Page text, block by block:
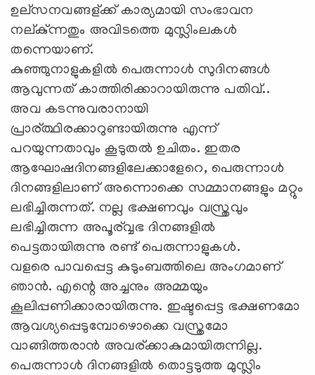
ഉല്സനവങ്ങള്ക്ക് കാര്യമായി സംഭാവന
നല്കു്ന്നതും അവിടത്തെ മുസ്ലിംലകള്‍
തന്നെയാണ്.
കുഞ്ഞുനാളുകളില്‍ പെരുന്നാള്‍ സുദിനങ്ങള്‍
ആവുന്നത് കാത്തിരിക്കാറായിരുന്നു പതിവ്..
അവ കടന്നുവരാനായി
പ്രാര്ത്ഥിരക്കാറുണ്ടായിരുന്നു എന്ന്
പറയുന്നതാവും കൂടുതല്‍ ഉചിതം. ഇതര
ആഘോഷദിനങ്ങളിലേക്കാളേറെ, പെരുന്നാള്‍
ദിനങ്ങളിലാണ് അന്നൊക്കെ സമ്മാനങ്ങളും മറ്റും
ലഭിച്ചിരുന്നത്. നല്ല ഭക്ഷണവും വസ്ത്രവും
ലഭിച്ചിരുന്ന അപൂര്വ്വഭ ദിനങ്ങളില്‍
പെട്ടതായിരുന്നു രണ്ട് പെരുന്നാളുകള്‍.
വളരെ പാവപ്പെട്ട കുടുംബത്തിലെ അംഗമാണ്
ഞാന്‍. എന്റെ അച്ചനും അമ്മയും
കൂലിപ്പണിക്കാരായിരുന്നു. ഇഷ്ടപ്പെട്ട ഭക്ഷണമോ
ആവശ്യപ്പെടുമ്പോഴൊക്കെ വസ്ത്രമോ
വാങ്ങിത്തരാന്‍ അവര്ക്കാകുമായിരുന്നില്ല.
പെരുന്നാള്‍ ദിനങ്ങളില്‍ തൊട്ടടുത്ത മുസ്ലിം